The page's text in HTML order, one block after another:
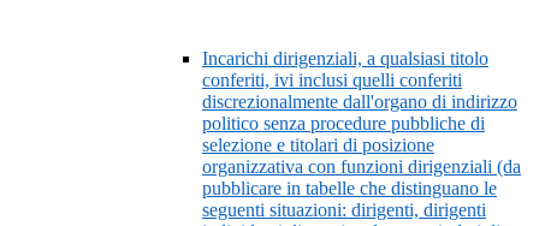
Incarichi dirigenziali, a qualsiasi titolo
conferiti, ivi inclusi quelli conferiti
discrezionalmente dall'organo di indirizzo
politico senza procedure pubbliche di
selezione e titolari di posizione
organizzativa con funzioni dirigenziali (da
pubblicare in tabelle che distinguano le
seguenti situazioni: dirigenti, dirigenti